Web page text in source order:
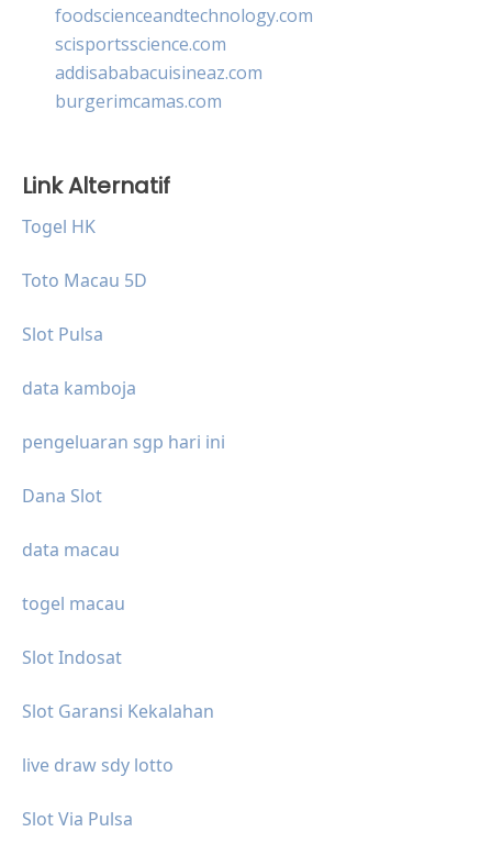
foodscienceandtechnology.com
scisportsscience.com
addisababacuisineaz.com
burgerimcamas.com
Link Alternatif
Togel HK
Toto Macau 5D
Slot Pulsa
data kamboja
pengeluaran sgp hari ini
Dana Slot
data macau
togel macau
Slot Indosat
Slot Garansi Kekalahan
live draw sdy lotto
Slot Via Pulsa